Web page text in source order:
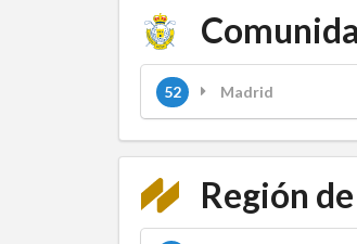
52 Madrid
Región